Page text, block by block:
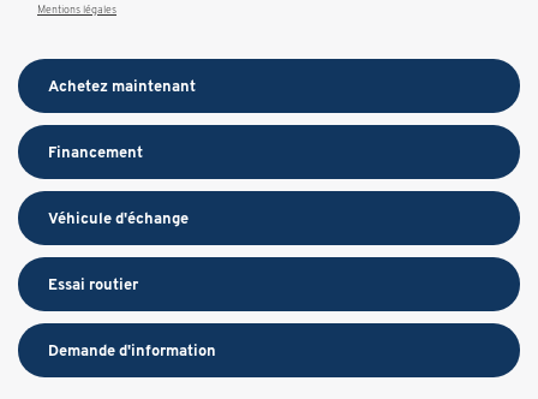
Mentions légales
Achetez maintenant
Financement
Véhicule d'échange
Essai routier
Demande d'information